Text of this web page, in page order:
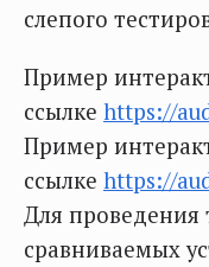
слепого
Пример
ссылке https://
Пример
ссылке https://
Для проведения
сравниваемых